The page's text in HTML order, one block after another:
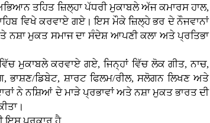
ਤਹਿਤ ਜ਼ਿਲ੍ਹਾ ਪੱਧਰੀ ਮੁਕਾਬਲੇ ਅੱਜ ਕਮਾਰਸ ਹਾਲ,
ਵਿਖੇ ਕਰਵਾਏ ਗਏ। ਇਸ ਮੌਕੇ ਜ਼ਿਲ੍ਹੇ ਭਰ ਦੇ ਨੌਜਵਾਨਾਂ
ਨਸ਼ਾ ਮੁਕਤ ਸਮਾਜ ਦਾ ਸੰਦੇਸ਼ ਆਪਣੀ ਕਲਾ ਅਤੇ ਪ੍ਰਤਿਭਾ
ਮੁਕਾਬਲੇ ਕਰਵਾਏ ਗਏ, ਜਿਨ੍ਹਾਂ ਵਿੱਚ ਲੋਕ ਗੀਤ, ਨਾਚ,
ਡਿਬੇਟ, ਸ਼ਾਰਟ ਫਿਲਮ/ਰੀਲ, ਸਲੋਗਨ ਲਿਖਣ ਅਤੇ
ਨੇ ਨਸ਼ਿਆਂ ਦੇ ਮਾੜੇ ਪ੍ਰਭਾਵਾਂ ਅਤੇ ਨਸ਼ਾ ਮੁਕਤ ਭਾਰਤ ਦੀ